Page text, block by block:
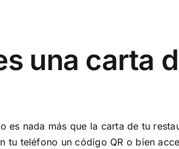
una carta
es nada más que la carta de tu
tu teléfono un código QR o bien